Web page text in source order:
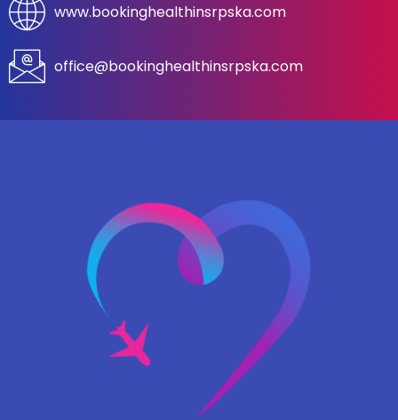
www.bookinghealthinsrpska.com
office@bookinghealthinsrpska.com​